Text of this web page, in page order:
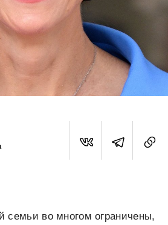
семьи во многом ограничены,